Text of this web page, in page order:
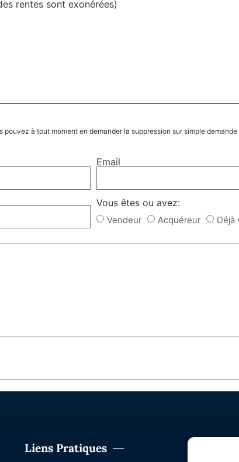
rentes sont exonérées)
à tout moment en demander la suppression sur simple
Email
Vous êtes ou avez:
Vendeur Acquéreur Déjà
Liens Pratiques